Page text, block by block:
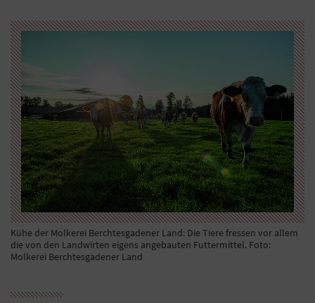
Kühe der Molkerei Berchtesgadener Land: Die Tiere fressen vor allem
die von den Landwirten eigens angebauten Futtermittel. Foto:
Molkerei Berchtesgadener Land